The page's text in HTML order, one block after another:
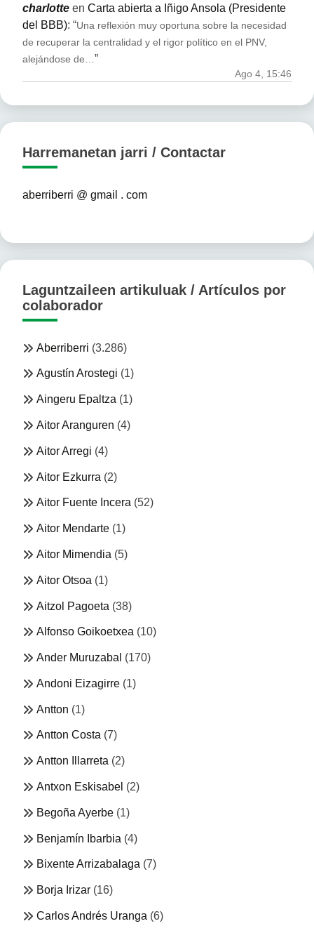
charlotte en Carta abierta a Iñigo Ansola (Presidente
del BBB): “Una reflexión muy oportuna sobre la necesidad
de recuperar la centralidad y el rigor político en el PNV,
alejándose de… ”
Ago 4, 15:46
Harremanetan jarri / Contactar
aberriberri @ gmail . com
Laguntzaileen artikuluak / Artículos por
colaborador
Aberriberri (3.286)
Agustín Arostegi (1)
Aingeru Epaltza (1)
Aitor Aranguren (4)
Aitor Arregi (4)
Aitor Ezkurra (2)
Aitor Fuente Incera (52)
Aitor Mendarte (1)
Aitor Mimendia (5)
Aitor Otsoa (1)
Aitzol Pagoeta (38)
Alfonso Goikoetxea (10)
Ander Muruzabal (170)
Andoni Eizagirre (1)
Antton (1)
Antton Costa (7)
Antton Illarreta (2)
Antxon Eskisabel (2)
Begoña Ayerbe (1)
Benjamín Ibarbia (4)
Bixente Arrizabalaga (7)
Borja Irizar (16)
Carlos Andrés Uranga (6)